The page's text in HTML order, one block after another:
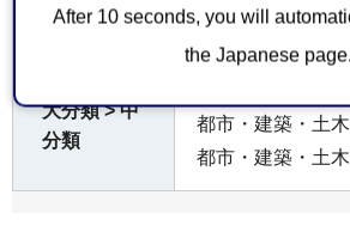
After 10 seconds, you will
the Japanese page.
備考 なし
大分類 > 中
分類
都市・建築・土木
都市・建築・土木